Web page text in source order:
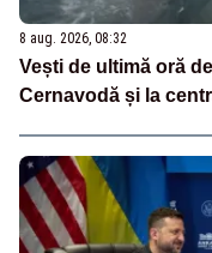
8 aug. 2026, 08:32
Vești de ultimă oră
Cernavodă și la